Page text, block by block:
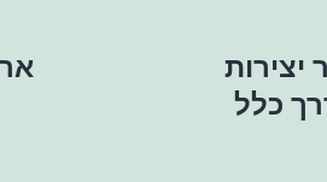
יצירות
כלל